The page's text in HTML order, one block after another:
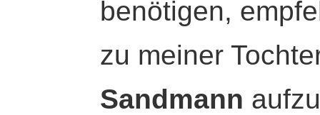
benötigen,
zu meiner
Sandmann